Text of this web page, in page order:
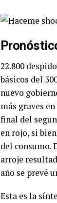
22.800
básicos del
nuevo
más graves
final del
en rojo, si
del consumo.
arroje
año se prevé
Esta es la